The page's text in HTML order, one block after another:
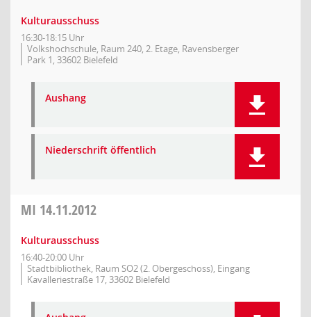
Kulturausschuss
16:30-18:15 Uhr
Volkshochschule, Raum 240, 2. Etage, Ravensberger
Park 1, 33602 Bielefeld
Aushang
Niederschrift öffentlich
MI 14.11.2012
Kulturausschuss
16:40-20:00 Uhr
Stadtbibliothek, Raum SO2 (2. Obergeschoss), Eingang
Kavalleriestraße 17, 33602 Bielefeld